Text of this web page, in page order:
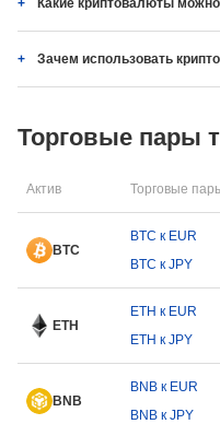
Какие криптовалюты
Зачем использовать
Торговые пары
Актив Торговые
BTC
BTC к EUR
BTC к JPY
ETH
ETH к EUR
ETH к JPY
BNB
BNB к EUR
BNB к JPY